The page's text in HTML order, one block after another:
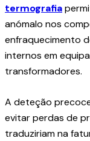
termografia
anómalo nos
enfraquecimento
internos em
transformadores.
A deteção
evitar perdas de
traduziriam na